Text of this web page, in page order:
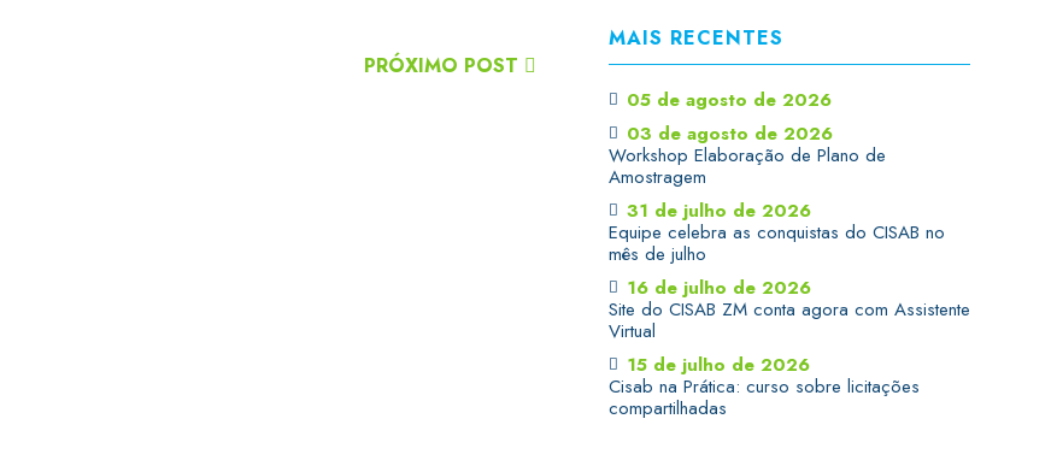
PRÓXIMO POST
MAIS RECENTES
05 de agosto de 2026
03 de agosto de 2026
Workshop Elaboração de Plano de
Amostragem
31 de julho de 2026
Equipe celebra as conquistas do CISAB no
mês de julho
16 de julho de 2026
Site do CISAB ZM conta agora com Assistente
Virtual
15 de julho de 2026
Cisab na Prática: curso sobre licitações
compartilhadas